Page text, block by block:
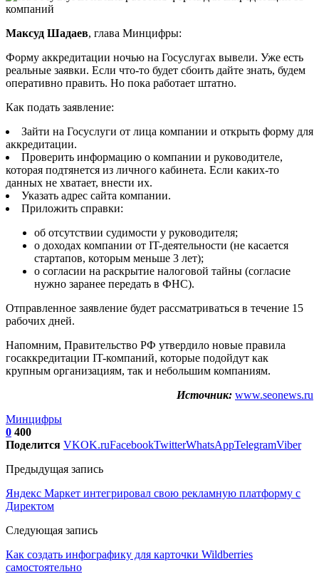
Максуд Шадаев, глава Минцифры:
Форму аккредитации ночью на Госуслугах вывели. Уже есть
реальные заявки. Если что-то будет сбоить дайте знать, будем
оперативно править. Но пока работает штатно.
Как подать заявление:
Зайти на Госуслуги от лица компании и открыть форму для
аккредитации.
Проверить информацию о компании и руководителе,
которая подтянется из личного кабинета. Если каких-то
данных не хватает, внести их.
Указать адрес сайта компании.
Приложить справки:
об отсутствии судимости у руководителя;
о доходах компании от IT-деятельности (не касается
стартапов, которым меньше 3 лет);
о согласии на раскрытие налоговой тайны (согласие
нужно заранее передать в ФНС).
Отправленное заявление будет рассматриваться в течение 15
рабочих дней.
Напомним, Правительство РФ утвердило новые правила
госаккредитации IT-компаний, которые подойдут как
крупным организациям, так и небольшим компаниям.
Источник: www.seonews.ru
Минцифры
0 400
Поделится VKOK.ruFacebookTwitterWhatsAppTelegramViber
Предыдущая запись
Яндекс Маркет интегрировал свою рекламную платформу с
Директом
Следующая запись
Как создать инфографику для карточки Wildberries
самостоятельно